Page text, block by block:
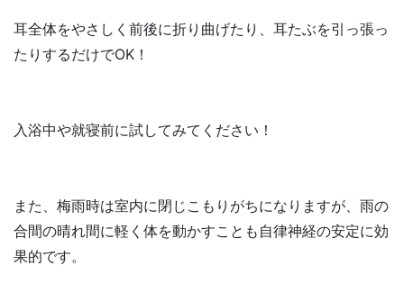
耳全体をやさしく前後に折り曲げたり、耳たぶを引っ張っ
たりするだけでOK！
入浴中や就寝前に試してみてください！
また、梅雨時は室内に閉じこもりがちになりますが、雨の
合間の晴れ間に軽く体を動かすことも自律神経の安定に効
果的です。